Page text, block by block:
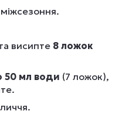
висипте 8 ложок
50 мл води (7 ложок),